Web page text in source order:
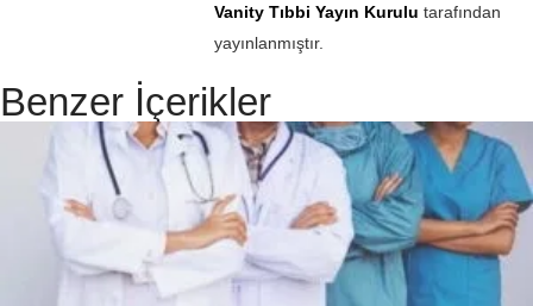
Vanity Tıbbi Yayın Kurulu tarafından
yayınlanmıştır.
Benzer İçerikler